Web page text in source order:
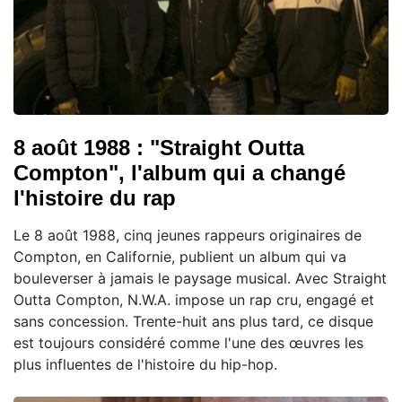
8 août 1988 : "Straight Outta
Compton", l'album qui a changé
l'histoire du rap
Le 8 août 1988, cinq jeunes rappeurs originaires de
Compton, en Californie, publient un album qui va
bouleverser à jamais le paysage musical. Avec Straight
Outta Compton, N.W.A. impose un rap cru, engagé et
sans concession. Trente-huit ans plus tard, ce disque
est toujours considéré comme l'une des œuvres les
plus influentes de l'histoire du hip-hop.